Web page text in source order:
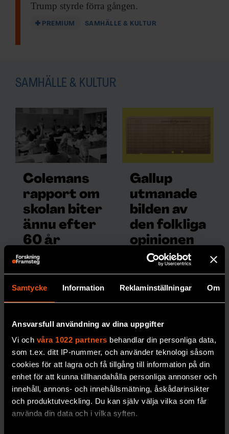
Samtycke Information Reklaminställningar Om
Ansvarsfull användning av dina uppgifter
Vi och våra 1022 partners behandlar din personliga data,
som t.ex. ditt IP-nummer, och använder teknologi såsom
cookies för att lagra och få tillgång till information på din
enhet för att kunna tillhandahålla personliga annonser och
innehåll, annons- och innehållsmätning, åskådarinsikter
och produktutveckling. Du kan själv välja vilka som får
använda din data och i vilka syften.
Trump styrde förra gången.
PREMIUM SAMHÄLLE & KULTUR
SAMHÄLLE & KULTUR
Colemans
rapport om
skolan biter
ännu efter
60 år
Den omtalade
om
orsaker. 60 år efter
fortfarande avtryck i
debatten.
SOCIOLOGI
Gallup
utmanade
bilden av
den folkliga
opinionen
Opinionsmätningarn
as ankomst till
gav hopp om
men mötte också
MEDIA